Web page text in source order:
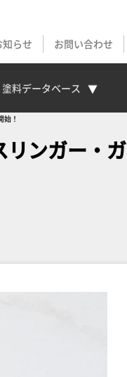
知らせ
お問い合わせ
料データベース
始！
リンガー・ガ